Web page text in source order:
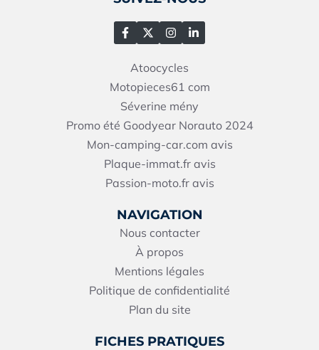
FICHES PRATIQUES
NAVIGATION
Nous contacter
À propos
Mentions légales
Politique de confidentialité
Plan du site
Atoocycles
Motopieces61 com
Séverine mény
Promo été Goodyear Norauto 2024
Mon-camping-car.com avis
Plaque-immat.fr avis
Passion-moto.fr avis